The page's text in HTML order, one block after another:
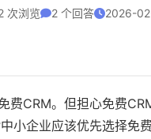
次浏览 2 个回答 2026-
费CRM。但担心免费
小企业应该优先选择免